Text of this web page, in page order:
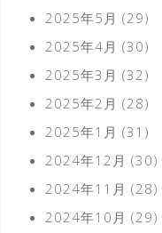
2025年5月 (29)
2025年4月 (30)
2025年3月 (32)
2025年2月 (28)
2025年1月 (31)
2024年12月 (30)
2024年11月 (28)
2024年10月 (29)